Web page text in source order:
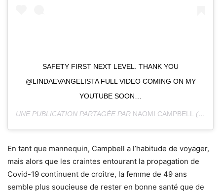
SAFETY FIRST NEXT LEVEL. THANK YOU
@LINDAEVANGELISTA FULL VIDEO COMING ON MY
YOUTUBE SOON…
UNE PUBLICATION PARTAGÉE PAR NAOMI CAMPBELL (@NAOMI) LE
En tant que mannequin, Campbell a l’habitude de voyager,
mais alors que les craintes entourant la propagation de
Covid-19 continuent de croître, la femme de 49 ans
semble plus soucieuse de rester en bonne santé que de